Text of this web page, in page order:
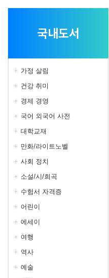
국내도서
가정 살림
건강 취미
경제 경영
국어 외국어 사전
대학교재
만화/라이트노벨
사회 정치
소설/시/희곡
수험서 자격증
어린이
에세이
여행
역사
예술